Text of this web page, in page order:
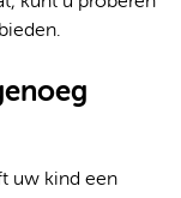
uw kind een